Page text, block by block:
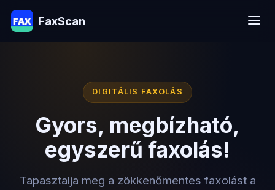
FaxScan
DIGITÁLIS FAXOLÁS
Gyors, megbízható,
egyszerű faxolás!
Tapasztalja meg a zökkenőmentes faxolást a